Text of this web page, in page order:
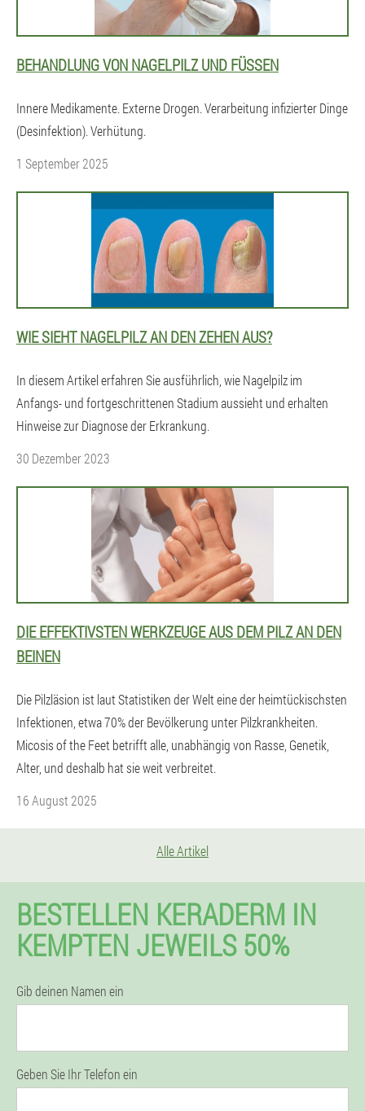
BEHANDLUNG VON NAGELPILZ UND FÜSSEN
Innere Medikamente. Externe Drogen. Verarbeitung infizierter Dinge
(Desinfektion). Verhütung.
1 September 2025
WIE SIEHT NAGELPILZ AN DEN ZEHEN AUS?
In diesem Artikel erfahren Sie ausführlich, wie Nagelpilz im
Anfangs- und fortgeschrittenen Stadium aussieht und erhalten
Hinweise zur Diagnose der Erkrankung.
30 Dezember 2023
DIE EFFEKTIVSTEN WERKZEUGE AUS DEM PILZ AN DEN
BEINEN
Die Pilzläsion ist laut Statistiken der Welt eine der heimtückischsten
Infektionen, etwa 70% der Bevölkerung unter Pilzkrankheiten.
Micosis of the Feet betrifft alle, unabhängig von Rasse, Genetik,
Alter, und deshalb hat sie weit verbreitet.
16 August 2025
Alle Artikel
BESTELLEN KERADERM IN
KEMPTEN JEWEILS 50%
Gib deinen Namen ein
Geben Sie Ihr Telefon ein